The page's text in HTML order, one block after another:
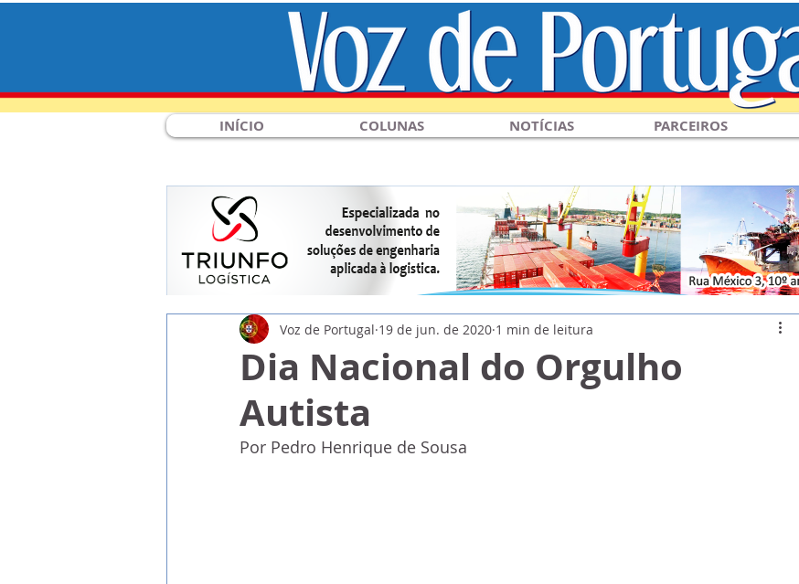
INÍCIO COLUNAS NOTÍCIAS PARCEIROS
Dia Nacional do Orgulho
Autista
Voz de Portugal 19 de jun. de 2020 1 min de leitura
Por Pedro Henrique de Sousa